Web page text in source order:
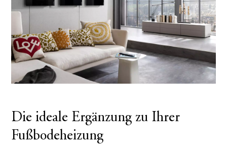
Die ideale Ergänzung zu Ihrer
Fußbodeheizung